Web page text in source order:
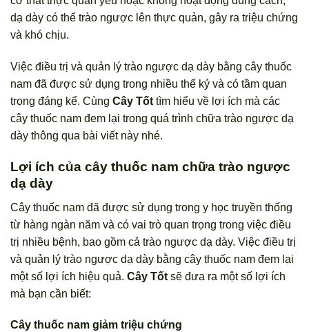
dạ dày có thể trào ngược lên thực quản, gây ra triệu chứng
và khó chịu.
Việc điều trị và quản lý trào ngược dạ dày bằng cây thuốc
nam đã được sử dụng trong nhiều thế kỷ và có tầm quan
trọng đáng kể. Cùng Cây Tốt tìm hiểu về lợi ích mà các
cây thuốc nam đem lại trong quá trình chữa trào ngược dạ
dày thông qua bài viết này nhé.
Lợi ích của cây thuốc nam chữa trào ngược
dạ dày
Cây thuốc nam đã được sử dụng trong y học truyền thống
từ hàng ngàn năm và có vai trò quan trọng trong việc điều
trị nhiều bệnh, bao gồm cả trào ngược dạ dày. Việc điều trị
và quản lý trào ngược dạ dày bằng cây thuốc nam đem lại
một số lợi ích hiệu quả. Cây Tốt sẽ đưa ra một số lợi ích
mà bạn cần biết:
Cây thuốc nam giảm triệu chứng